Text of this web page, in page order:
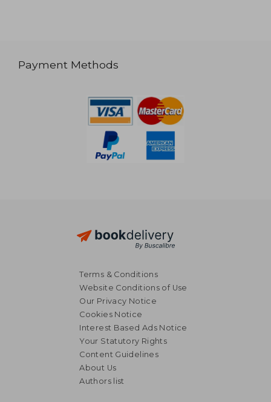
Payment Methods
Terms & Conditions
Website Conditions of Use
Our Privacy Notice
Cookies Notice
Interest Based Ads Notice
Your Statutory Rights
Content Guidelines
About Us
Authors list